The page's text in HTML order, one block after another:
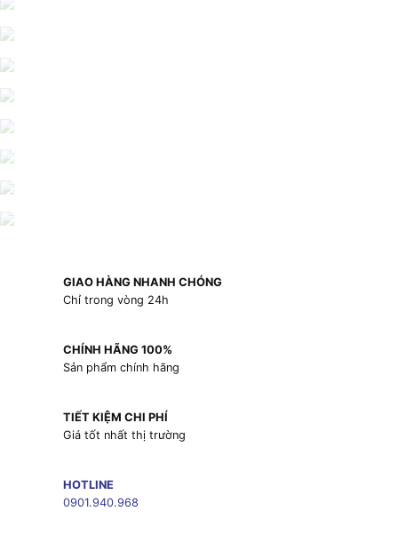
GIAO HÀNG NHANH CHÓNG
Chỉ trong vòng 24h
CHÍNH HÃNG 100%
Sản phẩm chính hãng
TIẾT KIỆM CHI PHÍ
Giá tốt nhất thị trường
HOTLINE
0901.940.968